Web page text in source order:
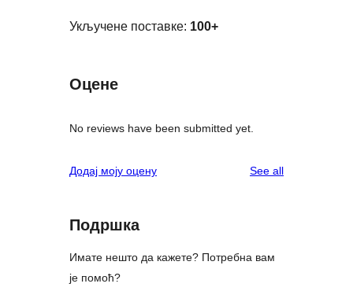
Укључене поставке: 100+
Оцене
No reviews have been submitted yet.
Додај моју оцену See allreviews
Подршка
Имате нешто да кажете? Потребна вам
је помоћ?